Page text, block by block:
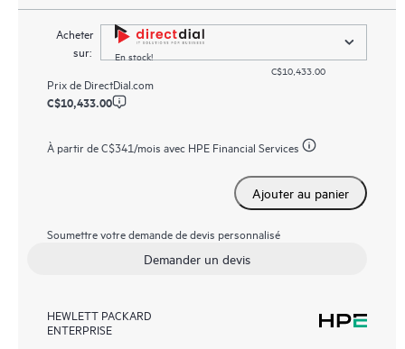
Acheter
sur:
En stock!
C$10,433.00
Prix de DirectDial.com
C$10,433.00
À partir deC$341/mois avec HPE Financial Services
Ajouter au panier
Soumettre votre demande de devis personnalisé
Demander un devis
HEWLETT PACKARD
ENTERPRISE